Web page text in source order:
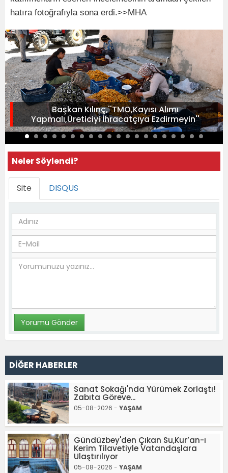
hatıra fotoğrafıyla sona erdi.>>MHA
Başkan Kılınç,''TMO,Kayısı Alımı
Yapmalı,Üreticiyi İhracatçıya Ezdirmeyin''
Neler Söylendi?
Site DISQUS
DİĞER HABERLER
Sanat Sokağı'nda Yürümek Zorlaştı!
Zabıta Göreve...
05-08-2026 - YAŞAM
Gündüzbey'den Çıkan Su,Kur’an-ı
Kerim Tilavetiyle Vatandaşlara
Ulaştırılıyor
05-08-2026 - YAŞAM